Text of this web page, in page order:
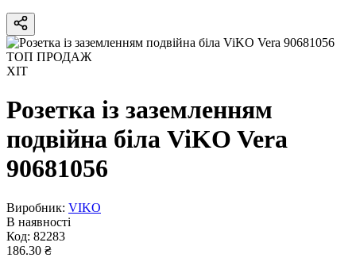
ТОП ПРОДАЖ
ХІТ
Розетка із заземленням
подвійна біла ViKO Vera
90681056
Виробник: VIKO
В наявності
Код: 82283
186.30 ₴